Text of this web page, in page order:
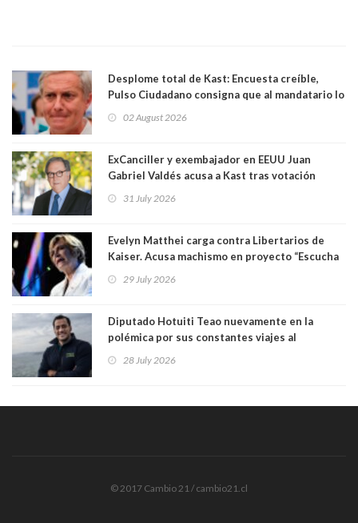
Desplome total de Kast: Encuesta creíble,
Pulso Ciudadano consigna que al mandatario lo
sacó en primera vuelta. Rechazo es de 58.9% y
64.8%
02 August 2026
ExCanciller y exembajador en EEUU Juan
Gabriel Valdés acusa a Kast tras votación
"Si hay una persona responsable es él"
31 July 2026
Evelyn Matthei carga contra Libertarios de
Kaiser. Acusa machismo en proyecto “Escucha
"¿Cómo puede haber alguien tan enfermo del
29 July 2026
Diputado Hotuiti Teao nuevamente en la
polémica por sus constantes viajes al
vacaciones para irse a Londres y Paris por 18
28 July 2026
© 2017 Cambio 21 / cambio21.cl